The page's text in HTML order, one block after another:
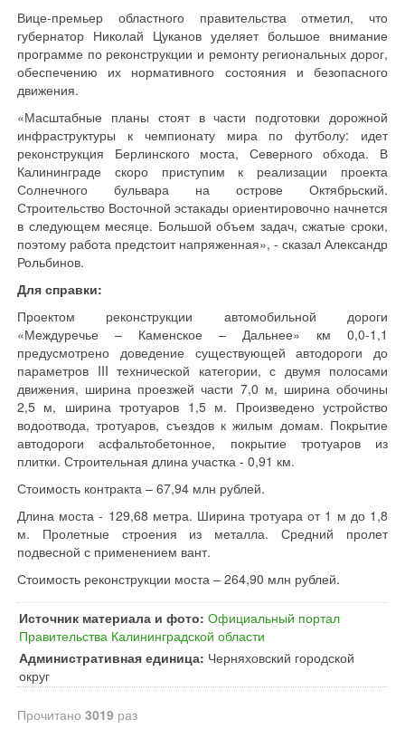
Вице-премьер областного правительства отметил, что
губернатор Николай Цуканов уделяет большое внимание
программе по реконструкции и ремонту региональных дорог,
обеспечению их нормативного состояния и безопасного
движения.
«Масштабные планы стоят в части подготовки дорожной
инфраструктуры к чемпионату мира по футболу: идет
реконструкция Берлинского моста, Северного обхода. В
Калининграде скоро приступим к реализации проекта
Солнечного бульвара на острове Октябрьский.
Строительство Восточной эстакады ориентировочно начнется
в следующем месяце. Большой объем задач, сжатые сроки,
поэтому работа предстоит напряженная», - сказал Александр
Рольбинов.
Для справки:
Проектом реконструкции автомобильной дороги
«Междуречье – Каменское – Дальнее» км 0,0-1,1
предусмотрено доведение существующей автодороги до
параметров III технической категории, с двумя полосами
движения, ширина проезжей части 7,0 м, ширина обочины
2,5 м, ширина тротуаров 1,5 м. Произведено устройство
водоотвода, тротуаров, съездов к жилым домам. Покрытие
автодороги асфальтобетонное, покрытие тротуаров из
плитки. Строительная длина участка - 0,91 км.
Стоимость контракта – 67,94 млн рублей.
Длина моста - 129,68 метра. Ширина тротуара от 1 м до 1,8
м. Пролетные строения из металла. Средний пролет
подвесной с применением вант.
Стоимость реконструкции моста – 264,90 млн рублей.
Источник материала и фото: Официальный портал
Правительства Калининградской области
Административная единица: Черняховский городской
округ
Прочитано 3019 раз